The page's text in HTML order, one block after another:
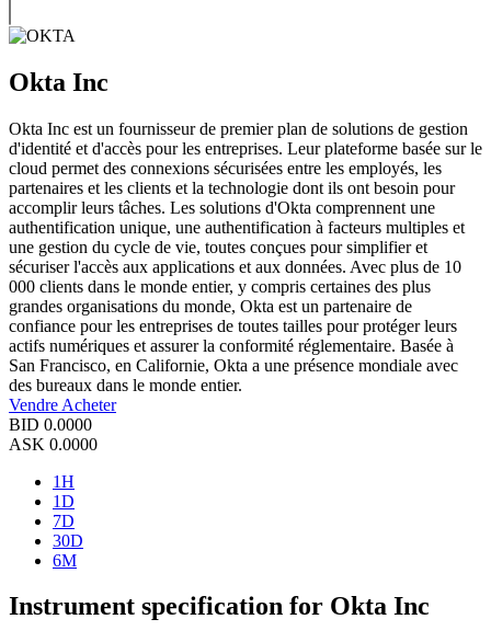
Okta Inc
Okta Inc est un fournisseur de premier plan de solutions de gestion
d'identité et d'accès pour les entreprises. Leur plateforme basée sur le
cloud permet des connexions sécurisées entre les employés, les
partenaires et les clients et la technologie dont ils ont besoin pour
accomplir leurs tâches. Les solutions d'Okta comprennent une
authentification unique, une authentification à facteurs multiples et
une gestion du cycle de vie, toutes conçues pour simplifier et
sécuriser l'accès aux applications et aux données. Avec plus de 10
000 clients dans le monde entier, y compris certaines des plus
grandes organisations du monde, Okta est un partenaire de
confiance pour les entreprises de toutes tailles pour protéger leurs
actifs numériques et assurer la conformité réglementaire. Basée à
San Francisco, en Californie, Okta a une présence mondiale avec
des bureaux dans le monde entier.
Vendre Acheter
BID 0.0000
ASK 0.0000
1H
1D
7D
30D
6M
Instrument specification for Okta Inc